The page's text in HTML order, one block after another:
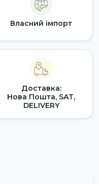
Власний імпорт
Доставка:
Нова Пошта, SAT,
DELIVERY